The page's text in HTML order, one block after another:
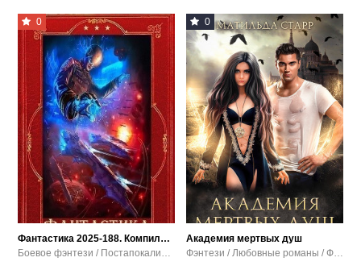
0
Фантастика 2025-188. Компиляция. Книги 1-22
0
Академия мертвых душ